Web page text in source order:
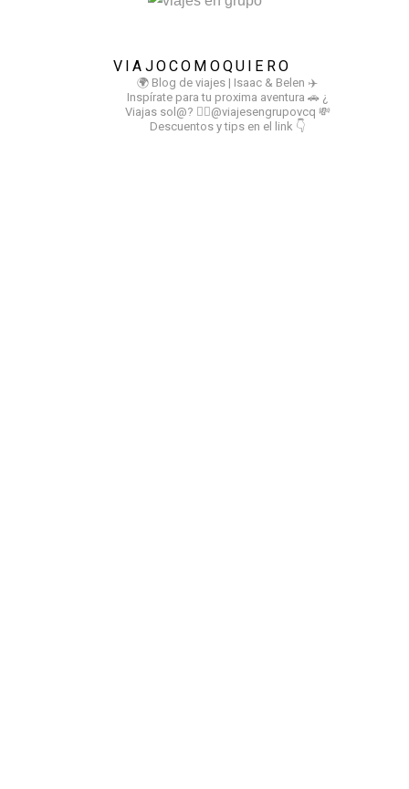
VIAJOCOMOQUIERO
🌍 Blog de viajes | Isaac & Belen ✈️
Inspírate para tu proxima aventura 🚗 ¿
Viajas sol@? 👉🏻@viajesengrupovcq 💸
Descuentos y tips en el link 👇